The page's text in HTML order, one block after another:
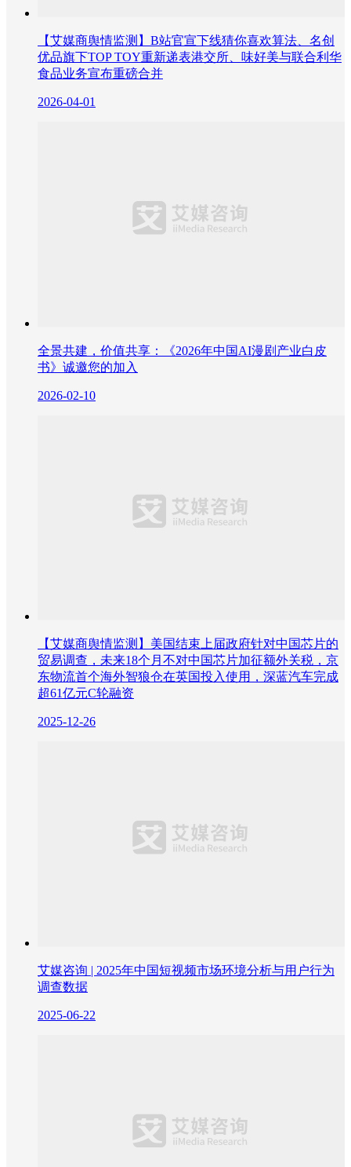
【艾媒商舆情监测】B站官宣下线猜你喜欢算法、名创
优品旗下TOP TOY重新递表港交所、味好美与联合利华
食品业务宣布重磅合并
2026-04-01
全景共建，价值共享：《2026年中国AI漫剧产业白皮
书》诚邀您的加入
2026-02-10
【艾媒商舆情监测】美国结束上届政府针对中国芯片的
贸易调查，未来18个月不对中国芯片加征额外关税，京
东物流首个海外智狼仓在英国投入使用，深蓝汽车完成
超61亿元C轮融资
2025-12-26
艾媒咨询 | 2025年中国短视频市场环境分析与用户行为
调查数据
2025-06-22